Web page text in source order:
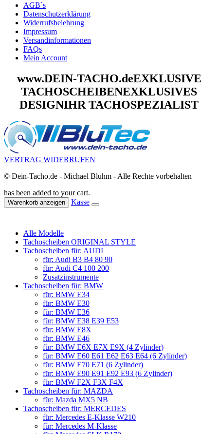
AGB´s
Datenschutzerklärung
Widerrufsbelehrung
Impressum
Versandinformationen
FAQs
Mein Account
www.DEIN-TACHO.deEXKLUSIVE
TACHOSCHEIBENEXKLUSIVES
DESIGNIHR TACHOSPEZIALIST
VERTRAG WIDERRUFEN
© Dein-Tacho.de - Michael Bluhm - Alle Rechte vorbehalten
has been added to your cart.
Warenkorb anzeigen Kasse
Alle Modelle
Tachoscheiben ORIGINAL STYLE
Tachoscheiben für: AUDI
für: Audi B3 B4 80 90
für: Audi C4 100 200
Zusatzinstrumente
Tachoscheiben für: BMW
für: BMW E34
für: BMW E30
für: BMW E36
für: BMW E38 E39 E53
für: BMW E8X
für: BMW E46
für: BMW E6X E7X E9X (4 Zylinder)
für: BMW E60 E61 E62 E63 E64 (6 Zylinder)
für: BMW E70 E71 (6 Zylinder)
für: BMW E90 E91 E92 E93 (6 Zylinder)
für: BMW F2X F3X F4X
Tachoscheiben für: MAZDA
für: Mazda MX5 NB
Tachoscheiben für: MERCEDES
für: Mercedes E-Klasse W210
für: Mercedes M-Klasse